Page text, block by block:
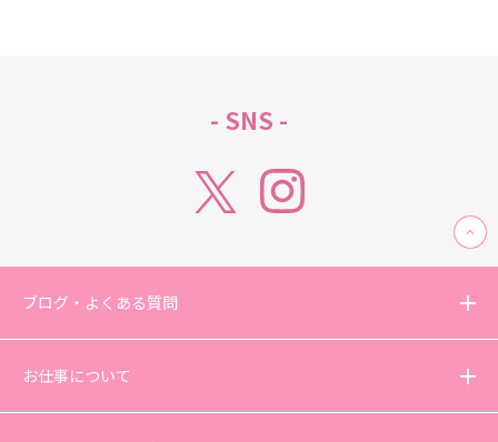
- SNS -
ブログ・よくある質問
お仕事について